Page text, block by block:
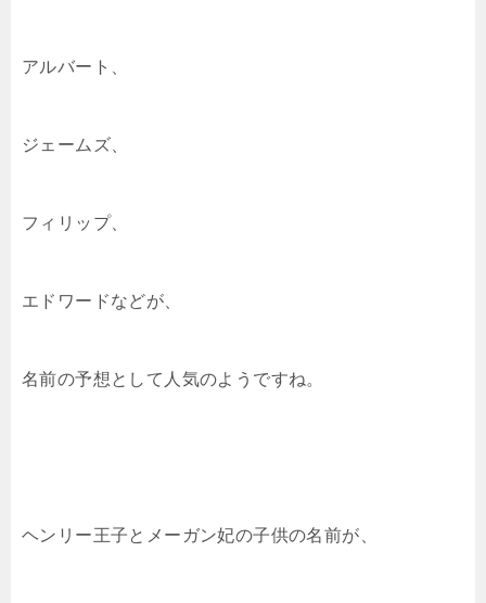
アルバート、
ジェームズ、
フィリップ、
エドワードなどが、
名前の予想として人気のようですね。
ヘンリー王子とメーガン妃の子供の名前が、